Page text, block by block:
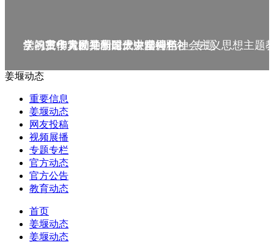
庆祝中华人民共和国成立75周年
学习贯彻党的二十届三中全会精神_专题
党的二十大精神理论大讲堂--理论
学习宣传贯彻党的二十大精神
学习贯彻习近平新时代中国特色社会主义思想主题
姜堰动态
重要信息
姜堰动态
网友投稿
视频展播
专题专栏
官方动态
官方公告
教育动态
首页
姜堰动态
姜堰动态